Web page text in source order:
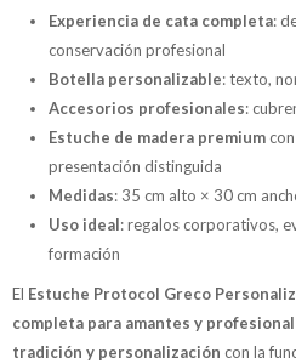
Experiencia de cata completa:
conservación profesional
Botella personalizable: texto,
Accesorios profesionales:
Estuche de madera premium
presentación distinguida
Medidas: 35 cm alto × 30 cm
Uso ideal: regalos corporativos,
formación
El Estuche Protocol Greco
completa para amantes y
tradición y personalización con la